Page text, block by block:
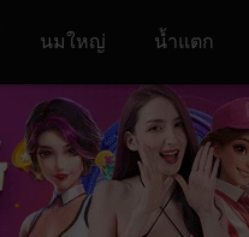
นมใหญ่ น้ำแตก